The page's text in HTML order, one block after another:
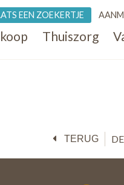
Thuiszorg
EEN ZOEKERTJE
TERUG